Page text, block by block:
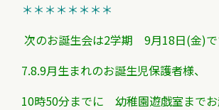
＊＊＊＊＊＊＊＊
次のお誕生会は2学期 9月18日(金)で
7.8.9月生まれのお誕生児保護者様、
10時50分までに 幼稚園遊戯室までお